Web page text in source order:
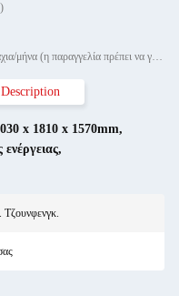
Δυνατότητα προσφοράς: λιγότερο από 1000 τεμάχια/μήνα (η παραγγελία πρέπει να γίνεται 30 ημέρες νωρίτερα αν είναι περισσότε
Description
x 1810 x 1570mm,
,
Τζουνφενγκ.